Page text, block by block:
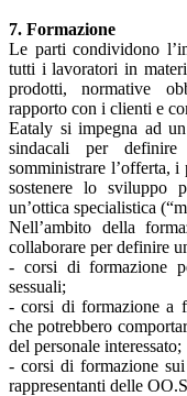
7. Formazione
Le parti condividono
tutti i lavoratori in
prodotti, normative
rapporto con i clienti e
Eataly si impegna ad
sindacali per
somministrare l’offerta, i
sostenere lo sviluppo
un’ottica specialistica
Nell’ambito della
collaborare per definire
- corsi di formazione
sessuali;
- corsi di formazione a
che potrebbero
del personale interessato;
- corsi di formazione
rappresentanti delle